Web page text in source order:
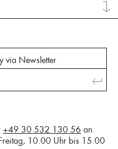
via Newsletter
+49 30 532 130 56 an.
10.00 Uhr bis 15.00